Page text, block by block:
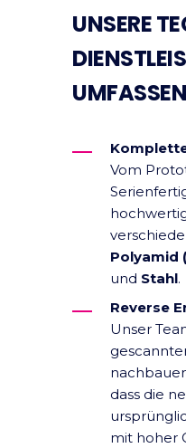
UNSERE
Vom
Polyamid
und Stahl.
Reverse
Unser
dass die
mit hoher